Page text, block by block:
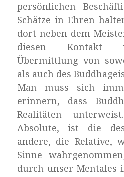
persönlichen
Schätze in Ehren
dort neben dem
diesen Kontakt
Übermittlung von
als auch des
Man muss sich
erinnern, dass
Realitäten
Absolute, ist die
andere, die Relative,
Sinne
durch unser Mentales